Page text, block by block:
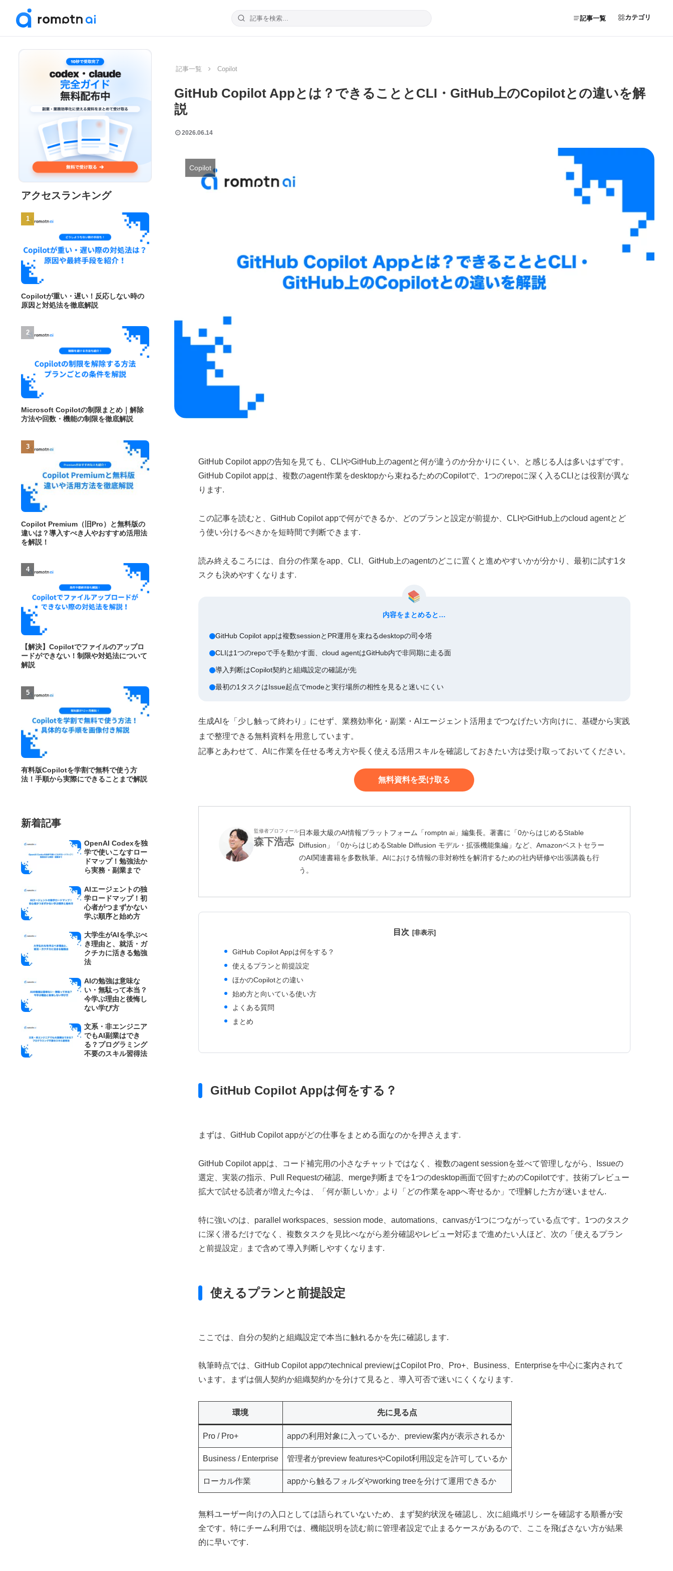
記事一覧 カテゴリ
記事一覧 Copilot
GitHub Copilot Appとは？できることとCLI・GitHub上のCopilotとの違いを解
説
2026.06.14
Copilot
GitHub Copilot appの告知を見ても、CLIやGitHub上のagentと何が違うのか分かりにくい、と感じる人は多いはずです。
GitHub Copilot appは、複数のagent作業をdesktopから束ねるためのCopilotで、1つのrepoに深く入るCLIとは役割が異な
ります.
この記事を読むと、GitHub Copilot appで何ができるか、どのプランと設定が前提か、CLIやGitHub上のcloud agentとど
う使い分けるべきかを短時間で判断できます.
読み終えるころには、自分の作業をapp、CLI、GitHub上のagentのどこに置くと進めやすいかが分かり、最初に試す1タ
スクも決めやすくなります.
内容をまとめると…
GitHub Copilot appは複数sessionとPR運用を束ねるdesktopの司令塔
CLIは1つのrepoで手を動かす面、cloud agentはGitHub内で非同期に走る面
導入判断はCopilot契約と組織設定の確認が先
最初の1タスクはIssue起点でmodeと実行場所の相性を見ると迷いにくい
生成AIを「少し触って終わり」にせず、業務効率化・副業・AIエージェント活用までつなげたい方向けに、基礎から実践
まで整理できる無料資料を用意しています。
記事とあわせて、AIに作業を任せる考え方や長く使える活用スキルを確認しておきたい方は受け取っておいてください。
無料資料を受け取る
監修者プロフィール
森下浩志
日本最大級のAI情報プラットフォーム「romptn ai」編集長。著書に「0からはじめるStable
Diffusion」「0からはじめるStable Diffusion モデル・拡張機能集編」など、Amazonベストセラー
のAI関連書籍を多数執筆。AIにおける情報の非対称性を解消するための社内研修や出張講義も行
う。
目次
GitHub Copilot Appは何をする？
使えるプランと前提設定
ほかのCopilotとの違い
始め方と向いている使い方
よくある質問
まとめ
GitHub Copilot Appは何をする？
まずは、GitHub Copilot appがどの仕事をまとめる面なのかを押さえます.
GitHub Copilot appは、コード補完用の小さなチャットではなく、複数のagent sessionを並べて管理しながら、Issueの
選定、実装の指示、Pull Requestの確認、merge判断までを1つのdesktop画面で回すためのCopilotです。技術プレビュー
拡大で試せる読者が増えた今は、「何が新しいか」より「どの作業をappへ寄せるか」で理解した方が迷いません.
特に強いのは、parallel workspaces、session mode、automations、canvasが1つにつながっている点です。1つのタスク
に深く潜るだけでなく、複数タスクを見比べながら差分確認やレビュー対応まで進めたい人ほど、次の「使えるプラン
と前提設定」まで含めて導入判断しやすくなります.
使えるプランと前提設定
ここでは、自分の契約と組織設定で本当に触れるかを先に確認します.
執筆時点では、GitHub Copilot appのtechnical previewはCopilot Pro、Pro+、Business、Enterpriseを中心に案内されて
います。まずは個人契約か組織契約かを分けて見ると、導入可否で迷いにくくなります.
環境 先に見る点
Pro / Pro+ appの利用対象に入っているか、preview案内が表示されるか
Business / Enterprise 管理者がpreview featuresやCopilot利用設定を許可しているか
ローカル作業 appから触るフォルダやworking treeを分けて運用できるか
無料ユーザー向けの入口としては語られていないため、まず契約状況を確認し、次に組織ポリシーを確認する順番が安
全です。特にチーム利用では、機能説明を読む前に管理者設定で止まるケースがあるので、ここを飛ばさない方が結果
的に早いです.
アクセスランキング
Copilotが重い・遅い！反応しない時の
原因と対処法を徹底解説
Microsoft Copilotの制限まとめ｜解除
方法や回数・機能の制限を徹底解説
Copilot Premium（旧Pro）と無料版の
違いは？導入すべき人やおすすめ活用法
を解説！
【解決】Copilotでファイルのアップロ
ードができない！制限や対処法について
解説
有料版Copilotを学割で無料で使う方
法！手順から実際にできることまで解説
新着記事
OpenAI Codexを独
学で使いこなすロー
ドマップ！勉強法か
ら実務・副業まで
AIエージェントの独
学ロードマップ！初
心者がつまずかない
学ぶ順序と始め方
大学生がAIを学ぶべ
き理由と、就活・ガ
クチカに活きる勉強
法
AIの勉強は意味な
い・無駄って本当？
今学ぶ理由と後悔し
ない学び方
文系・非エンジニア
でもAI副業はでき
る？プログラミング
不要のスキル習得法